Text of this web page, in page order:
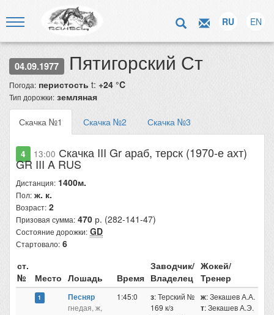
RU EN
04.09.1977 Пятигорский Ст
Погода: перистость t: +24 °C
Тип дорожки: земляная
Скачка №1 Скачка №2 Скачка №3
4 13:00 Скачка III Gr араб, терск (1970-е ахт)
GR III A RUS
Дистанция: 1400м.
Пол: ж. к.
Возраст: 2
Призовая сумма: 470 р. (282-141-47)
Состояние дорожки: GD
Стартовало: 6
ст.
№
Место Лошадь Время
Заводчик/
Владелец
Жокей/
Тренер
Песняр
гнедая, ж,
1:45:0 з: Терский №
169 к/з
ж: Зекашев А.А.
т: Зекашев А.Э.